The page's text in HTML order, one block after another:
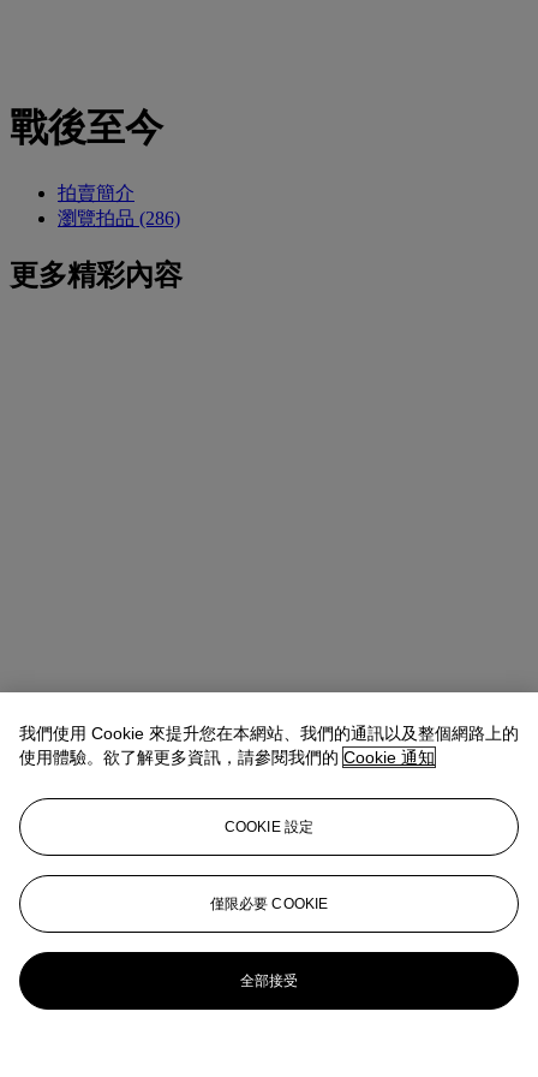
戰後至今
拍賣簡介
瀏覽拍品 (286)
更多精彩內容
我們使用 Cookie 來提升您在本網站、我們的通訊以及整個網路上的
使用體驗。欲了解更多資訊，請參閱我們的 Cookie 通知
COOKIE 設定
僅限必要 COOKIE
全部接受